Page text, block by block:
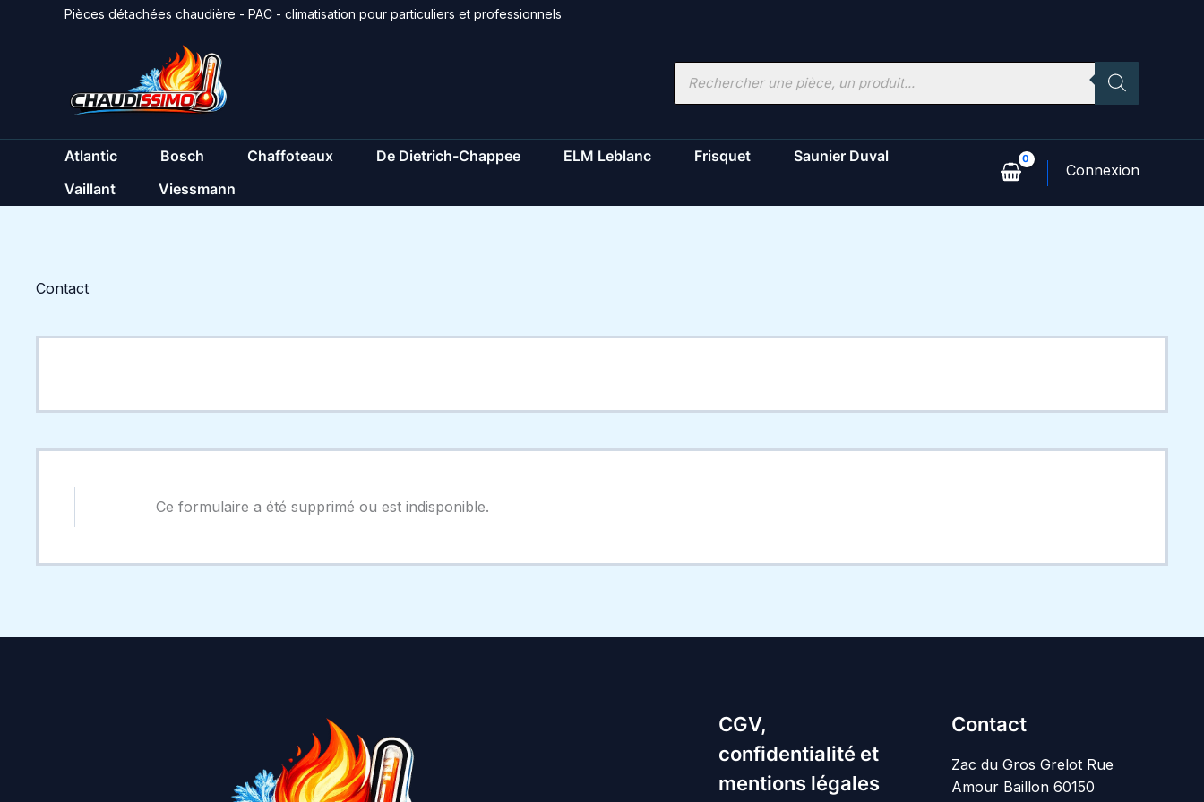
Pièces détachées chaudière - PAC - climatisation pour particuliers et professionnels
Recherche
Atlantic Bosch Chaffoteaux De Dietrich-Chappee ELM Leblanc Frisquet
Saunier Duval
Vaillant
Viessmann
Contact
Ce formulaire a été supprimé ou est indisponible.
CGV,
confidentialité et
mentions légales
Contact
Zac du Gros Grelot Rue
Amour Baillon 60150